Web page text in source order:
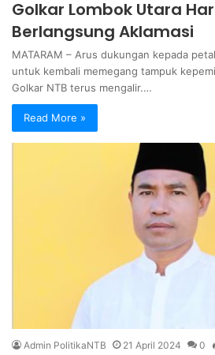
Golkar Lombok Utara
Berlangsung Aklamasi
MATARAM – Arus dukungan kepada
untuk kembali memegang tampuk
Golkar NTB terus mengalir.…
Read More »
Admin PolitikaNTB 21 April 2024 0